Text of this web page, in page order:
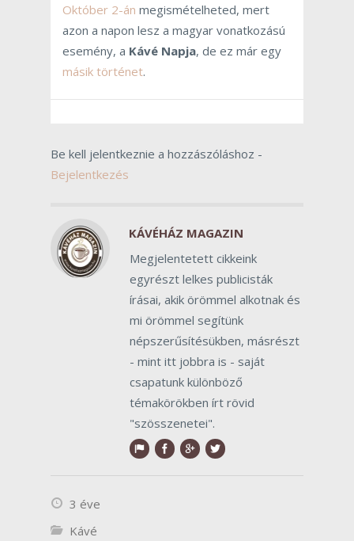
Október 2-án megismételheted, mert
azon a napon lesz a magyar vonatkozású
esemény, a Kávé Napja, de ez már egy
másik történet.
Be kell jelentkeznie a hozzászóláshoz -
Bejelentkezés
KÁVÉHÁZ MAGAZIN
Megjelentetett cikkeink
egyrészt lelkes publicisták
írásai, akik örömmel alkotnak és
mi örömmel segítünk
népszerűsítésükben, másrészt
- mint itt jobbra is - saját
csapatunk különböző
témakörökben írt rövid
"szösszenetei".
3 éve
Kávé